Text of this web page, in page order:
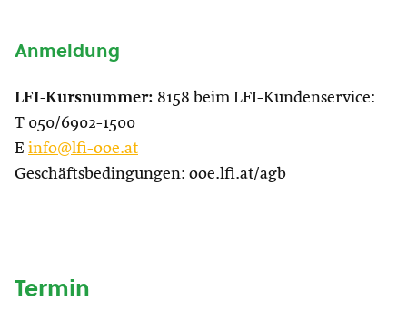
Anmeldung
LFI-Kursnummer: 8158 beim LFI-Kundenservice:
T 050/6902-1500
E info@lfi-ooe.at
Geschäftsbedingungen: ooe.lfi.at/agb
Termin